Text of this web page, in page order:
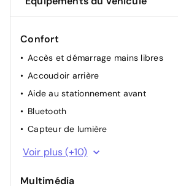
Confort
Accès et démarrage mains libres
Accoudoir arrière
Aide au stationnement avant
Bluetooth
Capteur de lumière
Climatisation automatique bizone
Peugeot i-Cockpit
Voir plus (+10)
Multimédia